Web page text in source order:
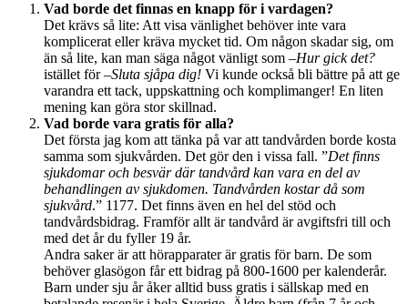
Vad borde det finnas en knapp för i vardagen?
Det krävs så lite: Att visa vänlighet behöver inte vara
komplicerat eller kräva mycket tid. Om någon skadar sig, om
än så lite, kan man säga något vänligt som –Hur gick det?
istället för –Sluta sjåpa dig! Vi kunde också bli bättre på att ge
varandra ett tack, uppskattning och komplimanger! En liten
mening kan göra stor skillnad.
Vad borde vara gratis för alla?
Det första jag kom att tänka på var att tandvården borde kosta
samma som sjukvården. Det gör den i vissa fall. ”Det finns
sjukdomar och besvär där tandvård kan vara en del av
behandlingen av sjukdomen. Tandvården kostar då som
sjukvård.” 1177. Det finns även en hel del stöd och
tandvårdsbidrag. Framför allt är tandvård är avgiftsfri till och
med det år du fyller 19 år.
Andra saker är att hörapparater är gratis för barn. De som
behöver glasögon får ett bidrag på 800-1600 per kalenderår.
Barn under sju år åker alltid buss gratis i sällskap med en